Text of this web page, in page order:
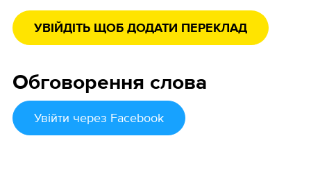
УВІЙДІТЬ ЩОБ ДОДАТИ ПЕРЕКЛАД
Обговорення слова
Увійти через Facebook